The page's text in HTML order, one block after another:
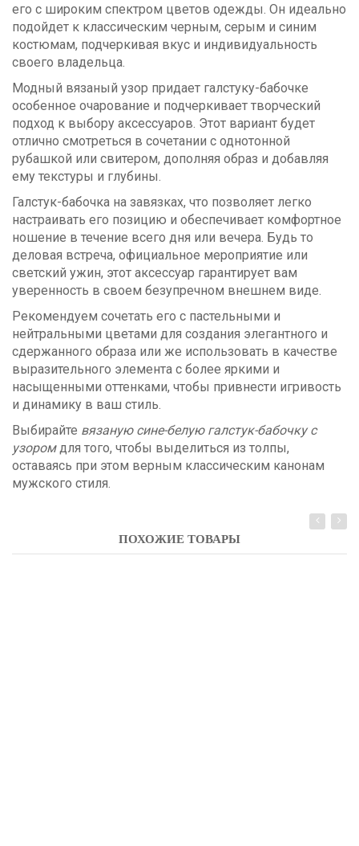
его с широким спектром цветов одежды. Он идеально
подойдет к классическим черным, серым и синим
костюмам, подчеркивая вкус и индивидуальность
своего владельца.
Модный вязаный узор придает галстуку-бабочке
особенное очарование и подчеркивает творческий
подход к выбору аксессуаров. Этот вариант будет
отлично смотреться в сочетании с однотонной
рубашкой или свитером, дополняя образ и добавляя
ему текстуры и глубины.
Галстук-бабочка на завязках, что позволяет легко
настраивать его позицию и обеспечивает комфортное
ношение в течение всего дня или вечера. Будь то
деловая встреча, официальное мероприятие или
светский ужин, этот аксессуар гарантирует вам
уверенность в своем безупречном внешнем виде.
Рекомендуем сочетать его с пастельными и
нейтральными цветами для создания элегантного и
сдержанного образа или же использовать в качестве
выразительного элемента с более яркими и
насыщенными оттенками, чтобы привнести игривость
и динамику в ваш стиль.
Выбирайте вязаную сине-белую галстук-бабочку с
узоромдля того, чтобы выделиться из толпы,
оставаясь при этом верным классическим канонам
мужского стиля.
ПОХОЖИЕ ТОВАРЫ